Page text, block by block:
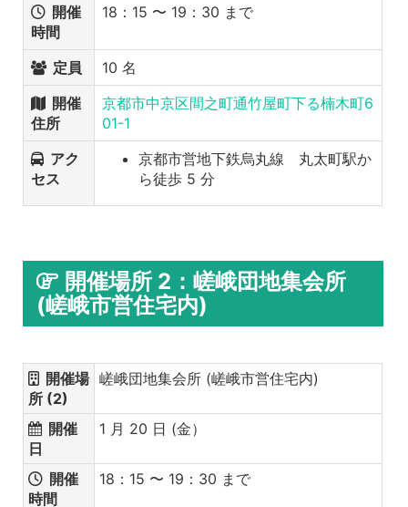
開催
時間
18：15 〜 19：30 まで
定員
10 名
開催
住所
京都市中京区間之町通竹屋町下る楠木町6
01-1
アク
セス
京都市営地下鉄烏丸線 丸太町駅か
ら徒歩 5 分
開催場所 2：嵯峨団地集会所
(嵯峨市営住宅内)
開催場
所 (2)
嵯峨団地集会所 (嵯峨市営住宅内)
開催
日
1 月 20 日 (金）
開催
時間
18：15 〜 19：30 まで